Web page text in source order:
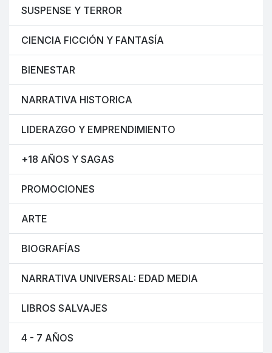
SUSPENSE Y TERROR
CIENCIA FICCIÓN Y FANTASÍA
BIENESTAR
NARRATIVA HISTORICA
LIDERAZGO Y EMPRENDIMIENTO
+18 AÑOS Y SAGAS
PROMOCIONES
ARTE
BIOGRAFÍAS
NARRATIVA UNIVERSAL: EDAD MEDIA
LIBROS SALVAJES
4 - 7 AÑOS